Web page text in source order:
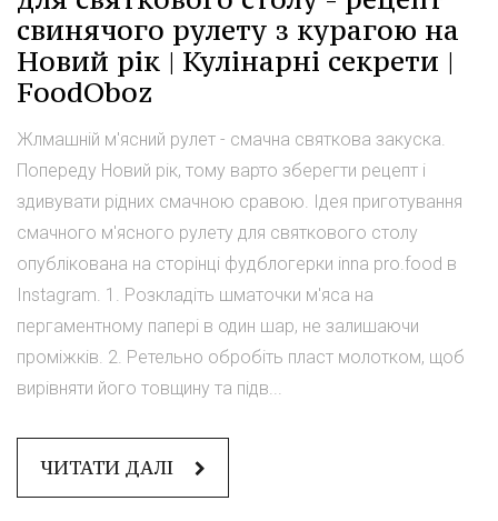
свинячого рулету з курагою на
Новий рік | Кулінарні секрети |
FoodOboz
Жлмашній м'ясний рулет - смачна святкова закуска.
Попереду Новий рік, тому варто зберегти рецепт і
здивувати рідних смачною сравою. Ідея приготування
смачного м'ясного рулету для святкового столу
опублікована на сторінці фудблогерки inna pro.food в
Instagram. 1. Розкладіть шматочки м'яса на
пергаментному папері в один шар, не залишаючи
проміжків. 2. Ретельно обробіть пласт молотком, щоб
вирівняти його товщину та підв...
ЧИТАТИ ДАЛІ